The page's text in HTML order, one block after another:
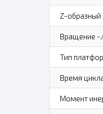
Z-образный
Вращение
Тип
Время
Момент